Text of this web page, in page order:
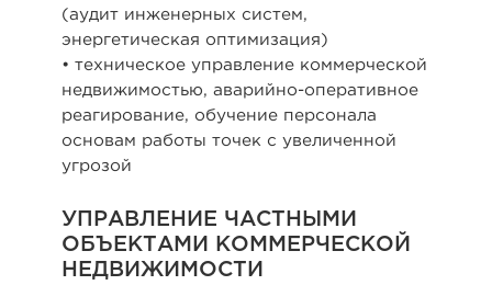
(аудит инженерных систем,
энергетическая оптимизация)
• техническое управление коммерческой
недвижимостью, аварийно-оперативное
реагирование, обучение персонала
основам работы точек с увеличенной
угрозой
УПРАВЛЕНИЕ ЧАСТНЫМИ
ОБЪЕКТАМИ КОММЕРЧЕСКОЙ
НЕДВИЖИМОСТИ